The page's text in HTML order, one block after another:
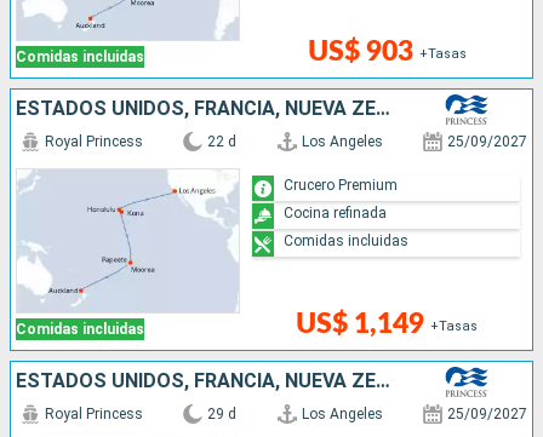
Comidas incluidas US$ 903 +Tasas
ESTADOS UNIDOS, FRANCIA, NUEVA ZELANDA
Comidas incluidas
Royal Princess 22 d Los Angeles 25/09/2027
US$ 1,149 +Tasas
Crucero Premium
Cocina refinada
Comidas incluidas
ESTADOS UNIDOS, FRANCIA, NUEVA ZELANDA, CHILE, AUSTRALIA
Royal Princess 29 d Los Angeles 25/09/2027